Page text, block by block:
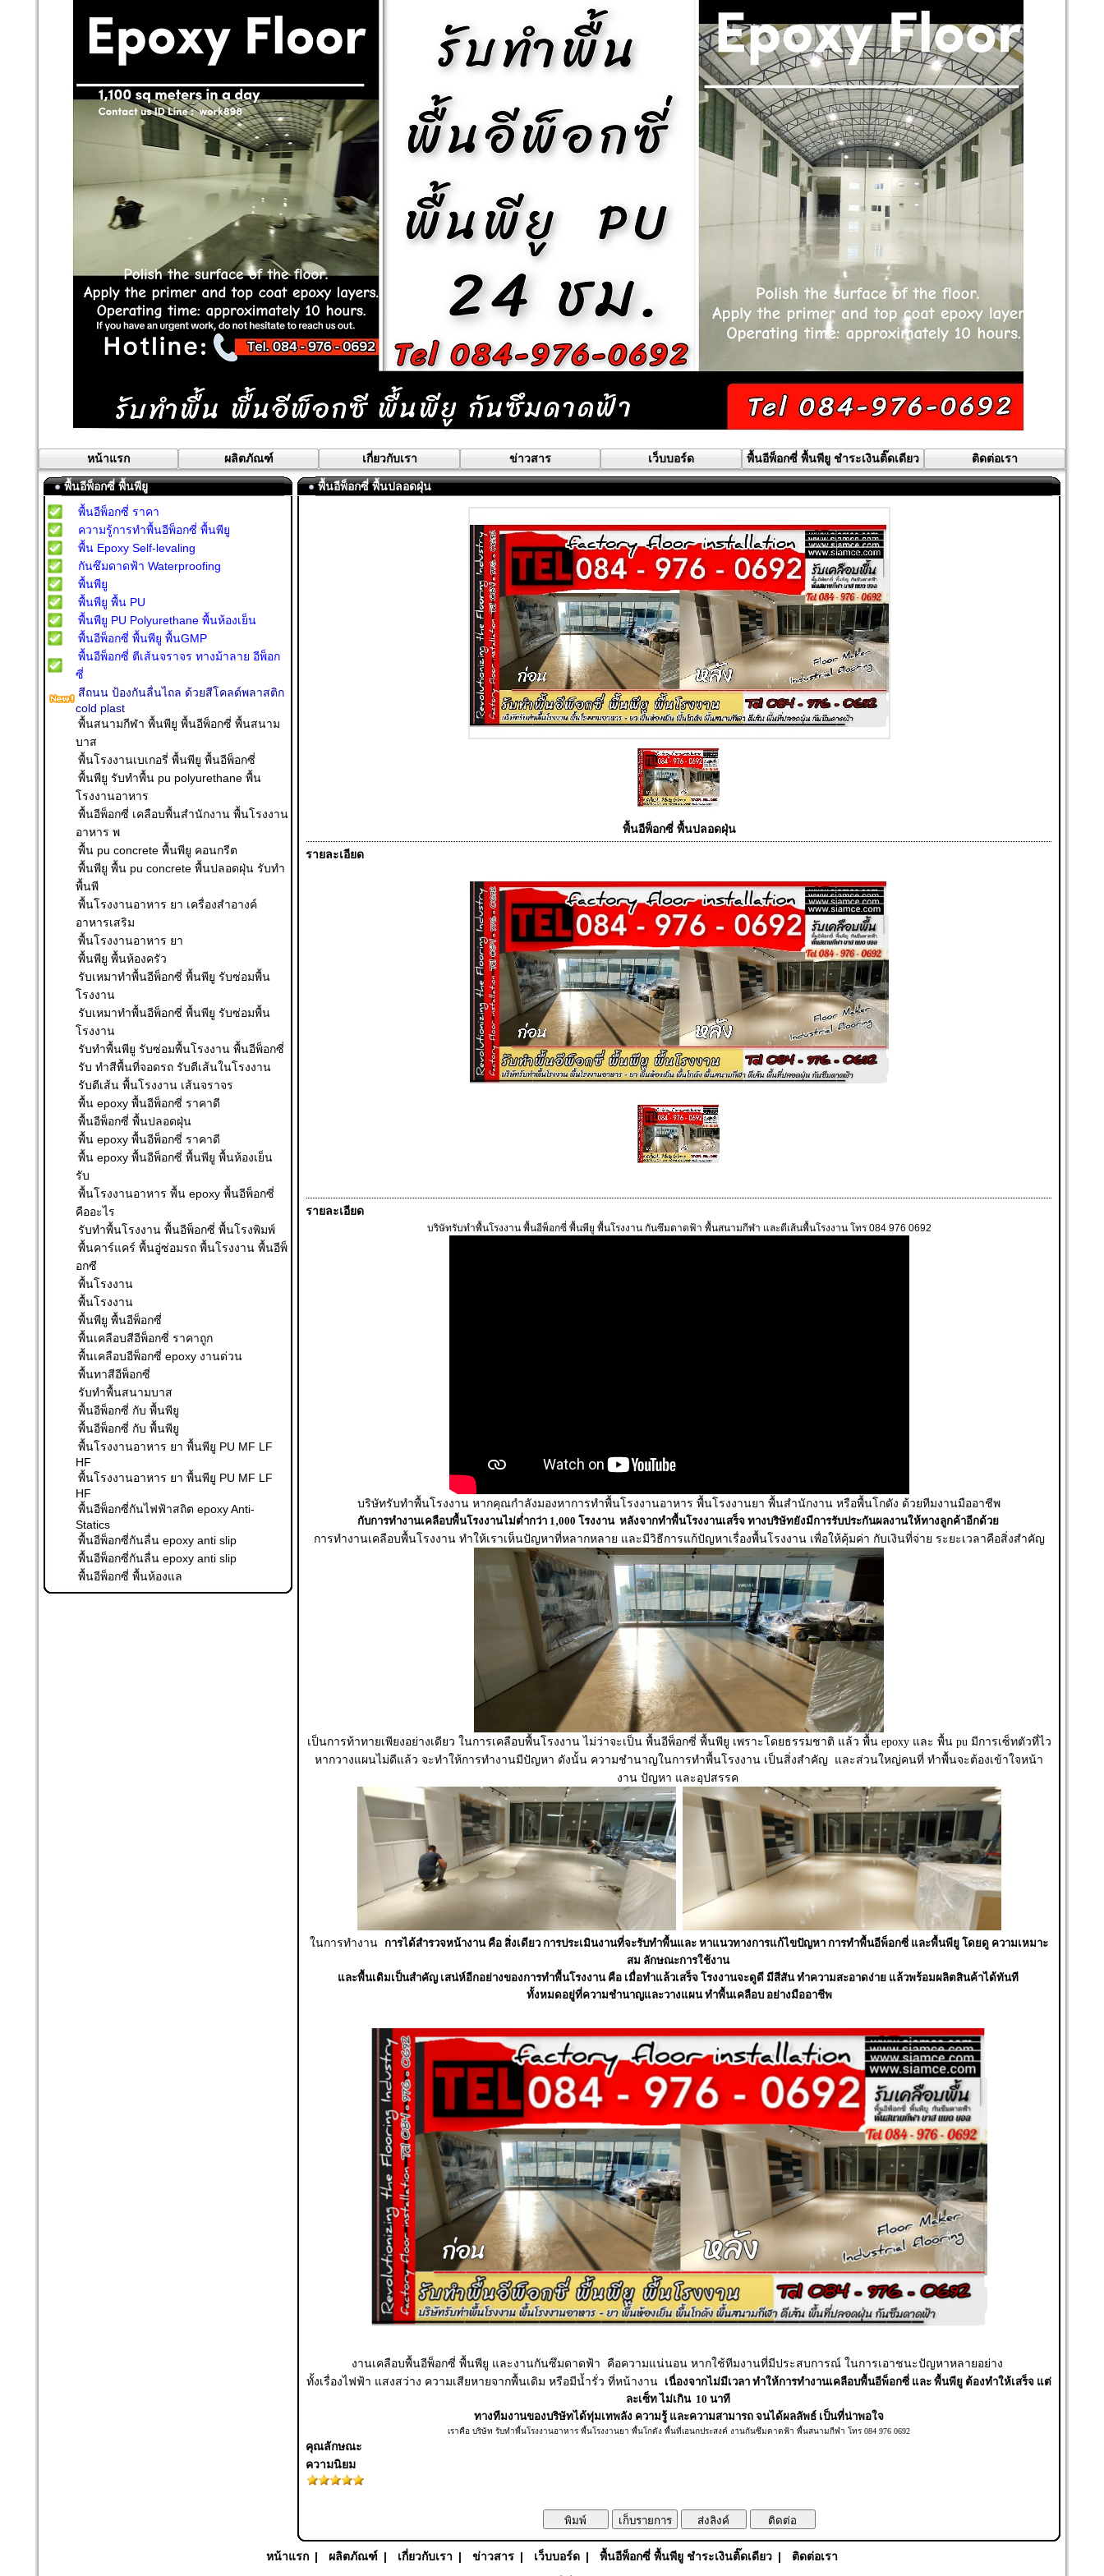
หน้าแรก ผลิตภัณฑ์ เกี่ยวกับเรา ข่าวสาร เว็บบอร์ด พื้นอีพ็อกซี่ พื้นพียู ชำระเงินติ๊ดเดียว ติดต่อเรา
พื้นอีพ็อกซี่ พื้นพียู
พื้นอีพ็อกซี่ ราคา
ความรู้การทำพื้นอีพ็อกซี่ พื้นพียู
พื้น Epoxy Self-levaling
กันซึมดาดฟ้า Waterproofing
พื้นพียู
พื้นพียู พื้น PU
พื้นพียู PU Polyurethane พื้นห้องเย็น
พื้นอีพ็อกซี่ พื้นพียู พื้นGMP
พื้นอีพ็อกซี่ ตีเส้นจราจร ทางม้าลาย อีพ็อก
ซี่
สีถนน ป้องกันลื่นไถล ด้วยสีโคลด์พลาสติก
cold plast
พื้นสนามกีฬา พื้นพียู พื้นอีพ็อกซี่ พื้นสนาม
บาส
พื้นโรงงานเบเกอรี่ พื้นพียู พื้นอีพ็อกซี่
พื้นพียู รับทำพื้น pu polyurethane พื้น
โรงงานอาหาร
พื้นอีพ็อกซี่ เคลือบพื้นสำนักงาน พื้นโรงงาน
อาหาร พ
พื้น pu concrete พื้นพียู คอนกรีต
พื้นพียู พื้น pu concrete พื้นปลอดฝุ่น รับทำ
พื้นพี
พื้นโรงงานอาหาร ยา เครื่องสำอางค์
อาหารเสริม
พื้นโรงงานอาหาร ยา
พื้นพียู พื้นห้องครัว
รับเหมาทำพื้นอีพ็อกซี่ พื้นพียู รับซ่อมพื้น
โรงงาน
รับเหมาทำพื้นอีพ็อกซี่ พื้นพียู รับซ่อมพื้น
โรงงาน
รับทำพื้นพียู รับซ่อมพื้นโรงงาน พื้นอีพ็อกซี่
รับ ทําสีพื้นที่จอดรถ รับตีเส้นในโรงงาน
รับตีเส้น พื้นโรงงาน เส้นจราจร
พื้น epoxy พื้นอีพ็อกซี่ ราคาดี
พื้นอีพ็อกซี่ พื้นปลอดฝุ่น
พื้น epoxy พื้นอีพ็อกซี่ ราคาดี
พื้น epoxy พื้นอีพ็อกซี่ พื้นพียู พื้นห้องเย็น
รับ
พื้นโรงงานอาหาร พื้น epoxy พื้นอีพ็อกซี่
คืออะไร
รับทำพื้นโรงงาน พื้นอีพ็อกซี่ พื้นโรงพิมพ์
พื้นคาร์แคร์ พื้นอู่ซ่อมรถ พื้นโรงงาน พื้นอีพ็
อกซี
พื้นโรงงาน
พื้นโรงงาน
พื้นพียู พื้นอีพ็อกซี่
พื้นเคลือบสีอีพ็อกซี่ ราคาถูก
พื้นเคลือบอีพ็อกซี่ epoxy งานด่วน
พื้นทาสีอีพ็อกซี่
รับทำพื้นสนามบาส
พื้นอีพ็อกซี่ กับ พื้นพียู
พื้นอีพ็อกซี่ กับ พื้นพียู
พื้นโรงงานอาหาร ยา พื้นพียู PU MF LF
HF
พื้นโรงงานอาหาร ยา พื้นพียู PU MF LF
HF
พื้นอีพ็อกซี่กันไฟฟ้าสถิต epoxy Anti-
Statics
พื้นอีพ็อกซี่กันลื่น epoxy anti slip
พื้นอีพ็อกซี่กันลื่น epoxy anti slip
พื้นอีพ็อกซี่ พื้นห้องแล
พื้นอีพ็อกซี่ พื้นปลอดฝุ่น
พื้นอีพ็อกซี่ พื้นปลอดฝุ่น
รายละเอียด
รายละเอียด
บริษัทรับทำพื้นโรงงาน พื้นอีพ็อกซี่ พื้นพียู พื้นโรงงาน กันซึมดาดฟ้า พื้นสนามกีฬา และตีเส้นพื้นโรงงาน โทร 084 976 0692
บริษัทรับทำพื้นโรงงาน หากคุณกำลังมองหาการทำพื้นโรงงานอาหาร พื้นโรงงานยา พื้นสำนักงาน หรือพื้นโกดัง ด้วยทีมงานมืออาชีพ
กับการทำงานเคลือบพื้นโรงงานไม่ต่ำกว่า 1‚000 โรงงาน หลังจากทำพื้นโรงงานเสร็จ ทางบริษัทยังมีการรับประกันผลงานให้ทางลูกค้าอีกด้วย
การทำงานเคลือบพื้นโรงงาน ทำให้เราเห็นปัญหาที่หลากหลาย และมีวิธีการแก้ปัญหาเรื่องพื้นโรงงาน เพื่อให้คุ้มค่า กับเงินที่จ่าย ระยะเวลาคือสิ่งสำคัญ
เป็นการท้าทายเพียงอย่างเดียว ในการเคลือบพื้นโรงงาน ไม่ว่าจะเป็น พื้นอีพ็อกซี่ พื้นพียู เพราะโดยธรรมชาติ แล้ว พื้น epoxy และ พื้น pu มีการเซ็ทตัวที่ไว
หากวางแผนไม่ดีแล้ว จะทำให้การทำงานมีปัญหา ดังนั้น ความชำนาญในการทำพื้นโรงงาน เป็นสิ่งสำคัญ และส่วนใหญ่คนที่ ทำพื้นจะต้องเข้าใจหน้า
งาน ปัญหา และอุปสรรค
ในการทำงาน การได้สำรวจหน้างาน คือ สิ่งเดียว การประเมินงานที่จะรับทำพื้นและ หาแนวทางการแก้ไขปัญหา การทำพื้นอีพ็อกซี่ และพื้นพียู โดยดู ความเหมาะ
สม ลักษณะการใช้งาน
และพื้นเดิมเป็นสำคัญ เสน่ห์อีกอย่างของการทำพื้นโรงงาน คือ เมื่อทำแล้วเสร็จ โรงงานจะดูดี มีสีสัน ทำความสะอาดง่าย แล้วพร้อมผลิตสินค้าได้ทันที
ทั้งหมดอยู่ที่ความชำนาญและวางแผน ทำพื้นเคลือบ อย่างมืออาชีพ
งานเคลือบพื้นอีพ็อกซี่ พื้นพียู และงานกันซึมดาดฟ้า คือความแน่นอน หากใช้ทีมงานที่มีประสบการณ์ ในการเอาชนะปัญหาหลายอย่าง
ทั้งเรื่องไฟฟ้า แสงสว่าง ความเสียหายจากพื้นเดิม หรือมีน้ำรั่ว ที่หน้างาน เนื่องจากไม่มีเวลา ทำให้การทำงานเคลือบพื้นอีพ็อกซี่ และ พื้นพียู ต้องทำให้เสร็จ แต่
ละเซ็ท ไม่เกิน 10 นาที
ทางทีมงานของบริษัทได้ทุ่มเทพลัง ความรู้ และความสามารถ จนได้ผลลัพธ์ เป็นที่น่าพอใจ
เราคือ บริษัท รับทำพื้นโรงงานอาหาร พื้นโรงงานยา พื้นโกดัง พื้นที่เอนกประสงค์ งานกันซึมดาดฟ้า พื้นสนามกีฬา โทร 084 976 0692
คุณลักษณะ
ความนิยม
หน้าแรก | ผลิตภัณฑ์ | เกี่ยวกับเรา | ข่าวสาร | เว็บบอร์ด | พื้นอีพ็อกซี่ พื้นพียู ชำระเงินติ๊ดเดียว | ติดต่อเรา